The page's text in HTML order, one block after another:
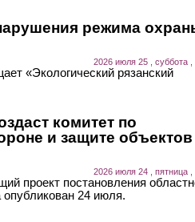
режима
2026 июля 25 , суббота ,
«Экологический рязанский
комитет по
и защите объектов
2026 июля 24 , пятница ,
проект постановления
опубликован 24 июля.